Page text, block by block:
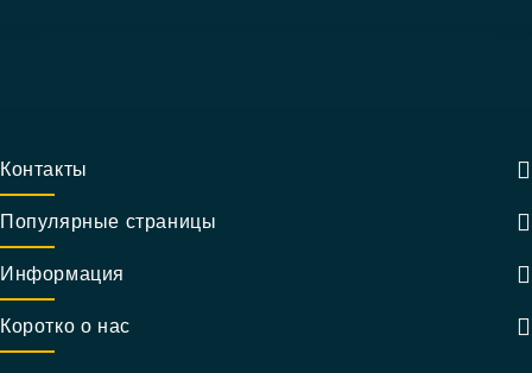
Контакты
Популярные страницы
Информация
Коротко о нас